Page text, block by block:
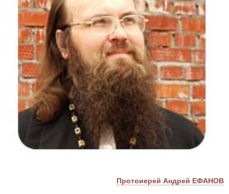
Протоиерей Андрей ЕФАНОВ